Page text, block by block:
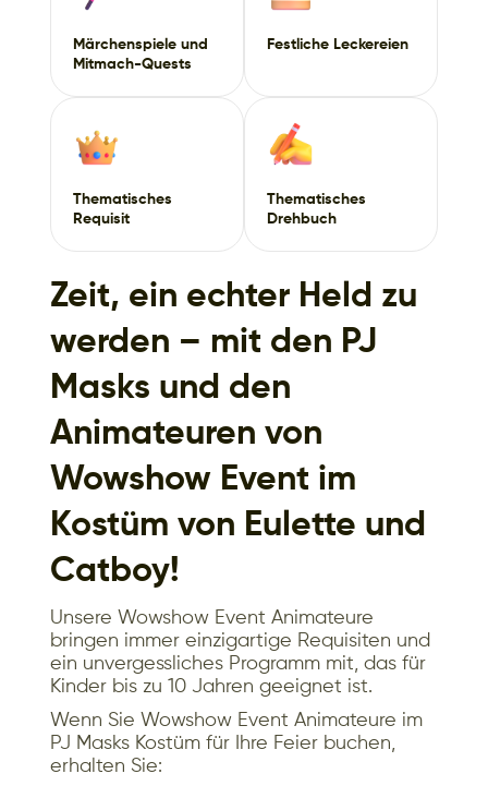
Märchenspiele und
Mitmach-Quests
Festliche Leckereien
Thematisches
Requisit
Thematisches
Drehbuch
Zeit, ein echter Held zu
werden – mit den PJ
Masks und den
Animateuren von
Wowshow Event im
Kostüm von Eulette und
Catboy!
Unsere Wowshow Event Animateure
bringen immer einzigartige Requisiten und
ein unvergessliches Programm mit, das für
Kinder bis zu 10 Jahren geeignet ist.
Wenn Sie Wowshow Event Animateure im
PJ Masks Kostüm für Ihre Feier buchen,
erhalten Sie: